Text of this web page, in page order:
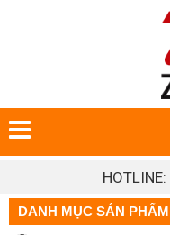
HOTLINE:
DANH MỤC SẢN PHẨM